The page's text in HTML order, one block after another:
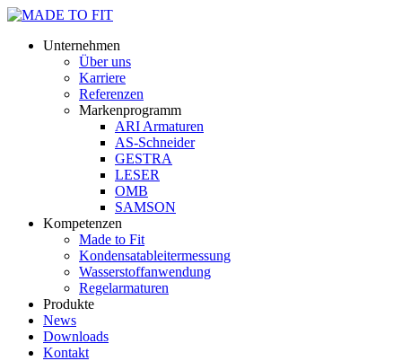
Unternehmen
Über uns
Karriere
Referenzen
Markenprogramm
ARI Armaturen
AS-Schneider
GESTRA
LESER
OMB
SAMSON
Kompetenzen
Made to Fit
Kondensat­ableiter­messung
Wasserstoff­anwendung
Regel­arma­turen
Produkte
News
Downloads
Kontakt